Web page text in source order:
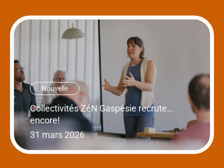
Nouvelle
Collectivités ZéN Gaspésie recrute…
encore!
31 mars 2026